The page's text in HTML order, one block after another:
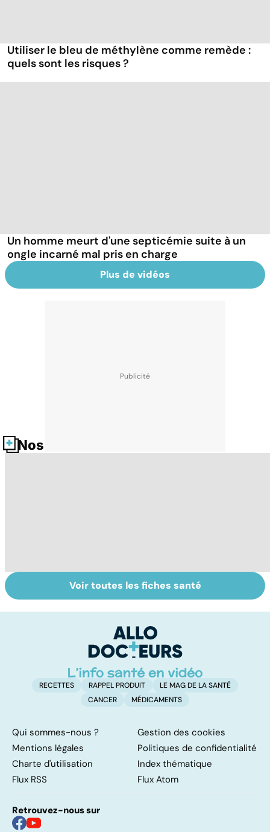
Utiliser le bleu de méthylène comme remède :
quels sont les risques ?
Un homme meurt d'une septicémie suite à un
ongle incarné mal pris en charge
Plus de vidéos
Nos fiches santé
Staphylocoque
doré : une
Laboratoires,
bienfaiteurs ou
Voir toutes les fiches santé
RECETTES RAPPEL PRODUIT
LE MAG DE LA SANTÉ
CANCER
MÉDICAMENTS
Qui sommes-nous ?
Gestion des cookies
Mentions légales
Politiques de confidentialité
Charte d'utilisation
Index thématique
Flux RSS
Flux Atom
Retrouvez-nous sur